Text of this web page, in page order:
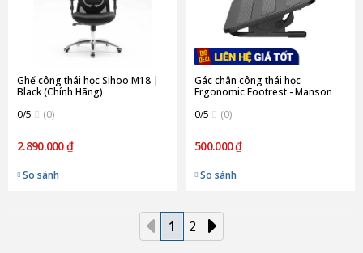
Ghế công thái học Sihoo M18 |
Black (Chính Hãng)
0/5
(0)
2.890.000 ₫
So sánh
Gác chân công thái học
Ergonomic Footrest - Manson
0/5
(0)
500.000 ₫
So sánh
1 2